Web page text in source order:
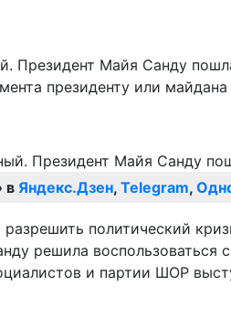
Президент Майя Санду
президенту или
в Яндекс.Дзен, Telegram,
политический
решила
и партии ШОР